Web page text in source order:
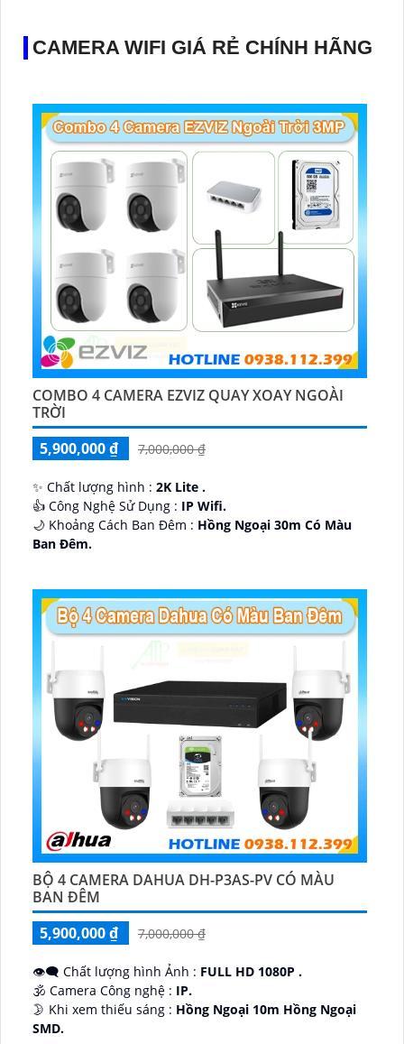
CAMERA WIFI GIÁ RẺ CHÍNH HÃNG
COMBO 4 CAMERA EZVIZ QUAY XOAY NGOÀI
TRỜI
5,900,000 ₫
7,000,000 ₫
✨ Chất lượng hình : 2K Lite .
👍 Công Nghệ Sử Dụng : IP Wifi.
🌙 Khoảng Cách Ban Đêm : Hồng Ngoại 30m Có Màu
Ban Ðêm.
BỘ 4 CAMERA DAHUA DH-P3AS-PV CÓ MÀU
BAN ĐÊM
5,900,000 ₫
7,000,000 ₫
👁️‍🗨 Chất lượng hình Ảnh : FULL HD 1080P .
🕉️ Camera Công nghệ : IP.
🌛 Khi xem thiếu sáng : Hồng Ngoại 10m Hồng Ngoại
SMD.